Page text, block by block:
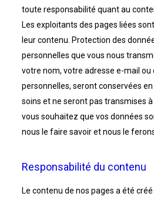
toute responsabilité quant au
Les exploitants des pages liées
leur contenu. Protection des
personnelles que vous nous
votre nom, votre adresse e-mail ou
personnelles, seront conservées
soins et ne seront pas transmises
vous souhaitez que vos données
nous le faire savoir et nous le
Responsabilité du contenu
Le contenu de nos pages a été